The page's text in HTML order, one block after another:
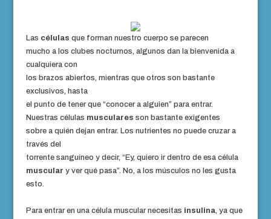
Las células que forman nuestro cuerpo se parecen
mucho a los clubes nocturnos, algunos dan la bienvenida a
cualquiera con
los brazos abiertos, mientras que otros son bastante
exclusivos, hasta
el punto de tener que “conocer a alguien” para entrar.
Nuestras células musculares son bastante exigentes
sobre a quién dejan entrar. Los nutrientes no puede cruzar a
través del
torrente sanguíneo y decir, “Ey, quiero ir dentro de esa célula
muscular y ver qué pasa”. No, a los músculos no les gusta
esto.
Para entrar en una célula muscular necesitas insulina, ya que